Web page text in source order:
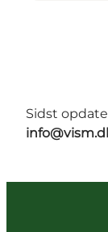
Sidst